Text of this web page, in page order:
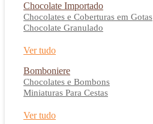
Chocolate Importado
Chocolates e Coberturas em Gotas
Chocolate Granulado
Ver tudo
Bomboniere
Chocolates e Bombons
Miniaturas Para Cestas
Ver tudo